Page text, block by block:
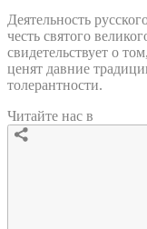
Деятельность
честь святого
свидетельствует о
ценят давние
толерантности.
Читайте нас в